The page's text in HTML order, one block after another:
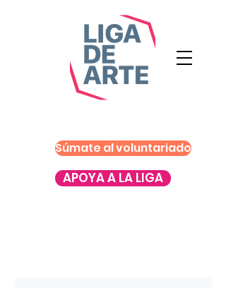
Súmate al voluntariado
APOYA A LA LIGA